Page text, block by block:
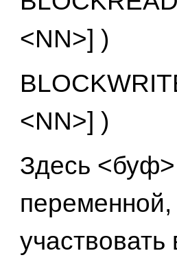
<NN>] )
<NN>] )
Здесь
переменной,